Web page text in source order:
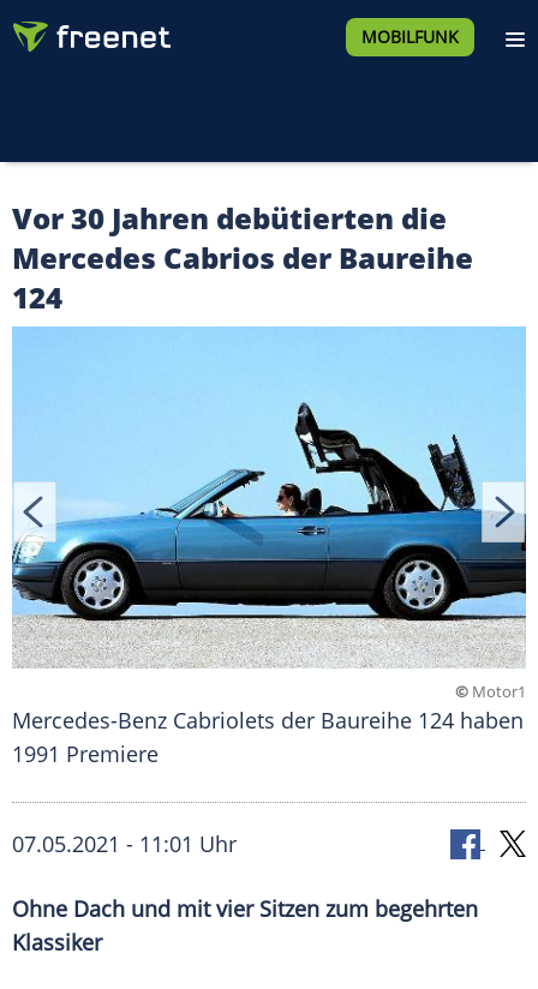
MOBILFUNK
Vor 30 Jahren debütierten die
Mercedes Cabrios der Baureihe
124
© Motor1
Mercedes-Benz Cabriolets der Baureihe 124 haben
1991 Premiere
07.05.2021 - 11:01 Uhr
Ohne Dach und mit vier Sitzen zum begehrten
Klassiker